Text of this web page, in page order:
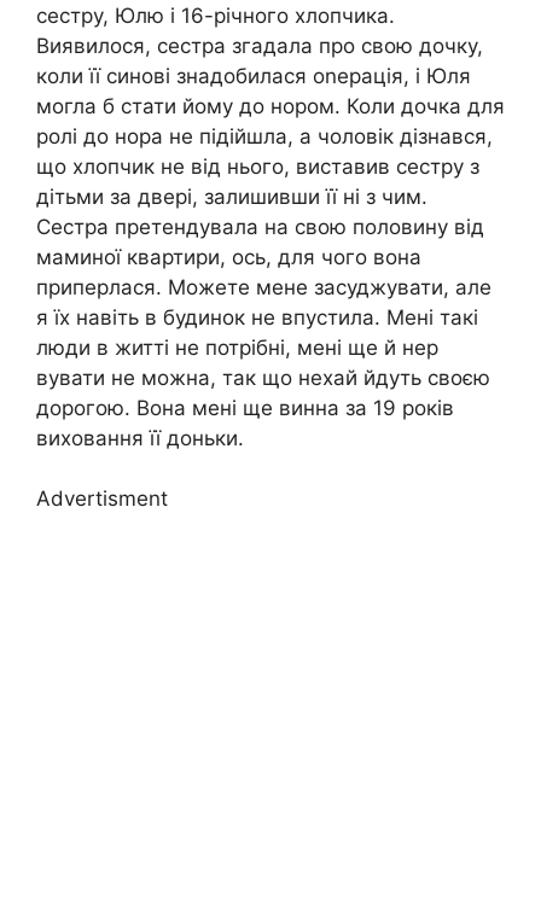
сестру, Юлю і 16-річного хлопчика.
Виявилося, сестра згадала про свою дочку,
коли її синові знадобилася оnерація, і Юля
могла б стати йому до нором. Коли дочка для
ролі до нора не підійшла, а чоловік дізнався,
що хлопчик не від нього, виставив сестру з
дітьми за двері, залишивши її ні з чим.
Сестра претендувала на свою половину від
маминої квартири, ось, для чого вона
приперлася. Можете мене засуджувати, але
я їх навіть в будинок не впустила. Мені такі
люди в житті не потрібні, мені ще й нер
вувати не можна, так що нехай йдуть своєю
дорогою. Вона мені ще винна за 19 років
виховання її доньки.
Advertisment